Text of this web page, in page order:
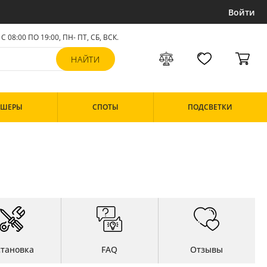
Войти
С 08:00 ПО 19:00, ПН- ПТ, СБ, ВСК.
СПОТЫ ПОДСВЕТКИ
FAQ Отзывы